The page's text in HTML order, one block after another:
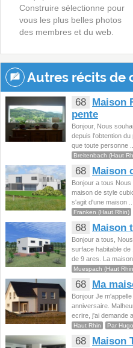
Construire sélectionne pour
vous les plus belles photos
des membres et du web.
Autres récits de
68
Maison
pente
Bonjour, Nous
depuis l'obtention
que toute personne ...
Breitenbach (Haut
68 Maison
Bonjour a tous
maison de style
s'agit d'une maison ...
Franken (Haut Rhin)
68 Maison
Bonjour a tous,
surface habitable
de 9 ares. La maison
Muespach (Haut
68 Ma
Bonjour Je
anniversaire.
ecrire, j'ai demande
Haut Rhin Par
68 Maison